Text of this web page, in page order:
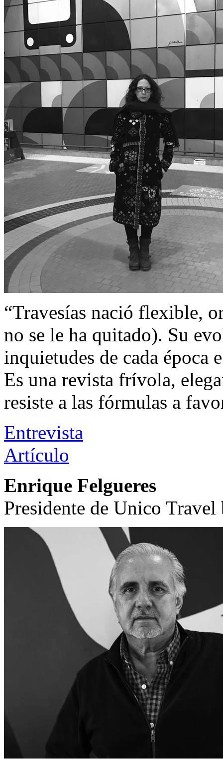
“Travesías nació flexible,
no se le ha quitado). Su
inquietudes de cada época
Es una revista frívola,
resiste a las fórmulas a
Entrevista
Artículo
Enrique Felgueres
Presidente de Unico Travel